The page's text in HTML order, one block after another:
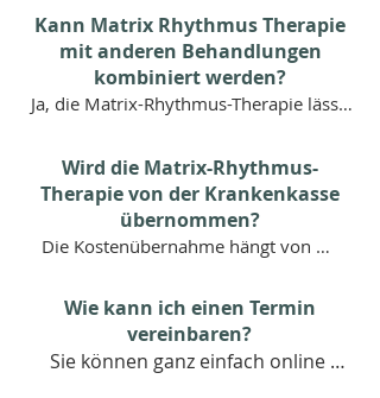
Kann Matrix Rhythmus Therapie
mit anderen Behandlungen
kombiniert werden?
Ja, die Matrix-Rhythmus-Therapie lässt
Therapieformen kombinieren und wird
häufig gezielt in bestehende
Behandlungskonzepte integriert.
Besonders sinnvoll ist die Verbindung
mit osteopathischen Behandlungen,
Trainingstherapie.
Durch die Aktivierung des Gewebes und
Wird die Matrix-Rhythmus-
Therapie von der Krankenkasse
übernommen?
Die Kostenübernahme hängt von
Versicherungssituation ab.
Gesetzliche Krankenkassen
übernehmen die Behandlung in der
Regel nicht oder nur in
Wie kann ich einen Termin
vereinbaren?
Sie können ganz einfach online